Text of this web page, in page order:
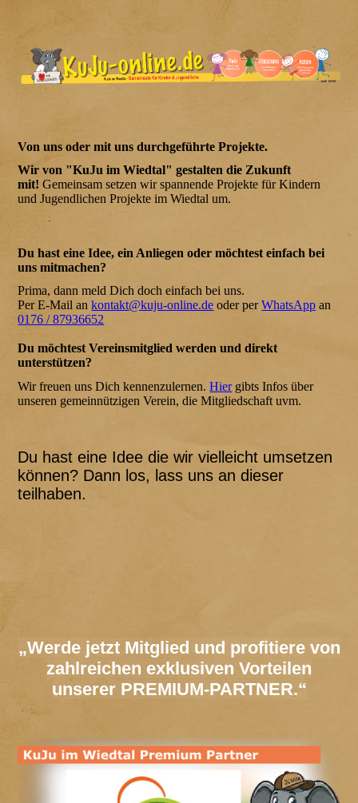
Von uns oder mit uns durchgeführte Projekte.
Wir von "KuJu im Wiedtal" gestalten die Zukunft
mit!Gemeinsam setzen wir spannende Projekte für Kindern
und Jugendlichen Projekte im Wiedtal um.
Du hast eine Idee, ein Anliegen oder möchtest einfach bei
uns mitmachen?
Prima, dann meld Dich doch einfach bei uns.
Per E-Mail ankontakt@kuju-online.de oder perWhatsApp an
0176 / 87936652
Du möchtest Vereinsmitglied werden und direkt
unterstützen?
Wir freuen uns Dich kennenzulernen.Hiergibts Infos über
unseren gemeinnützigen Verein, die Mitgliedschaft uvm.
Du hast eine Idee die wir vielleicht umsetzen
können? Dann los, lass uns an dieser
teilhaben.
„Werde jetzt Mitglied und profitiere von
zahlreichen exklusiven Vorteilen
unserer PREMIUM-PARTNER.“